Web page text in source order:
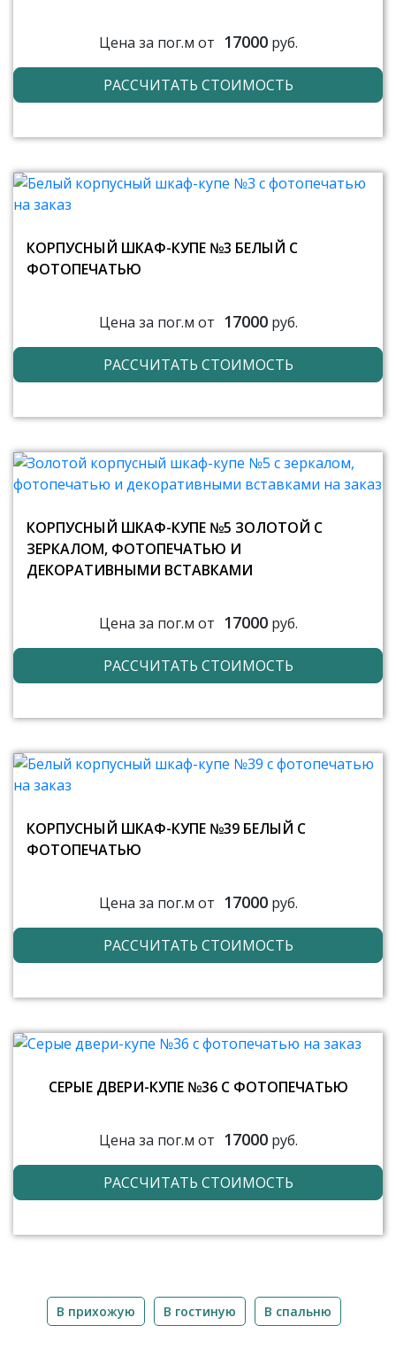
Цена за пог.м от 17000руб.
РАССЧИТАТЬ СТОИМОСТЬ
КОРПУСНЫЙ ШКАФ-КУПЕ №3 БЕЛЫЙ С
ФОТОПЕЧАТЬЮ
Цена за пог.м от 17000руб.
РАССЧИТАТЬ СТОИМОСТЬ
КОРПУСНЫЙ ШКАФ-КУПЕ №5 ЗОЛОТОЙ С
ЗЕРКАЛОМ, ФОТОПЕЧАТЬЮ И
ДЕКОРАТИВНЫМИ ВСТАВКАМИ
Цена за пог.м от 17000руб.
РАССЧИТАТЬ СТОИМОСТЬ
КОРПУСНЫЙ ШКАФ-КУПЕ №39 БЕЛЫЙ С
ФОТОПЕЧАТЬЮ
Цена за пог.м от 17000руб.
РАССЧИТАТЬ СТОИМОСТЬ
СЕРЫЕ ДВЕРИ-КУПЕ №36 С ФОТОПЕЧАТЬЮ
Цена за пог.м от 17000руб.
РАССЧИТАТЬ СТОИМОСТЬ
В прихожую В гостиную В спальню